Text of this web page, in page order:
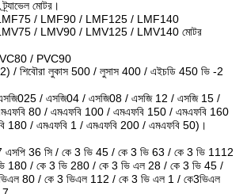
মোটর।
/ LMF90 / LMF125 / LMF140
/ LMV90 / LMV125 / LMV140 মোটর
/ PVC90
/ শিবৌরা লুকাস 500 / লুসাস 400 / এইচডি 450 ভি -2
/ এসজি04 / এসজি08 / এসজি 12 / এসজি 15 /
80 / এমএফবি 100 / এমএফবি 150 / এমএফবি 160
180 / এমএফবি 1 / এমএফবি 200 / এমএফবি 50)।
এসপি 36 সি / কে 3 ভি 45 / কে 3 ভি 63 / কে 3 ভি 1112
180 / কে 3 ভি 280 / কে 3 ভি এল 28 / কে 3 ভি 45 /
80 / কে 3 ভিএল 112 / কে 3 ভি এল 1 / কে3ভিএল